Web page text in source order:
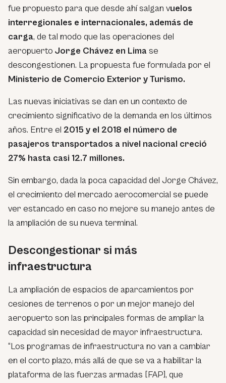
fue propuesto para que desde ahí salgan vuelos
interregionales e internacionales, además de
carga, de tal modo que las operaciones del
aeropuerto Jorge Chávez en Lima se
descongestionen. La propuesta fue formulada por el
Ministerio de Comercio Exterior y Turismo.
Las nuevas iniciativas se dan en un contexto de
crecimiento significativo de la demanda en los últimos
años. Entre el 2015 y el 2018 el número de
pasajeros transportados a nivel nacional creció
27% hasta casi 12.7 millones.
Sin embargo, dada la poca capacidad del Jorge Chávez,
el crecimiento del mercado aerocomercial se puede
ver estancado en caso no mejore su manejo antes de
la ampliación de su nueva terminal.
Descongestionar si más
infraestructura
La ampliación de espacios de aparcamientos por
cesiones de terrenos o por un mejor manejo del
aeropuerto son las principales formas de ampliar la
capacidad sin necesidad de mayor infraestructura.
“Los programas de infraestructura no van a cambiar
en el corto plazo, más allá de que se va a habilitar la
plataforma de las fuerzas armadas [FAP], que